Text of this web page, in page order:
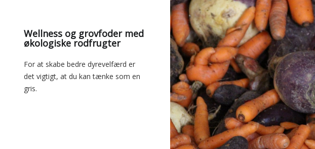
Wellness og grovfoder med
økologiske rodfrugter
For at skabe bedre dyrevelfærd er
det vigtigt, at du kan tænke som en
gris.